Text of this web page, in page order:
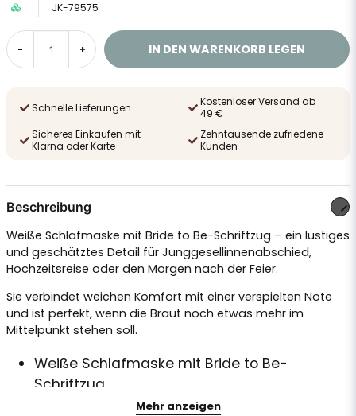
JK-79575
- + IN DEN WARENKORB LEGEN
Schnelle Lieferungen
Kostenloser Versand ab
49 €
Sicheres Einkaufen mit
Klarna oder Karte
Zehntausende zufriedene
Kunden
Beschreibung
Weiße Schlafmaske mit Bride to Be-Schriftzug – ein lustiges
und geschätztes Detail für Junggesellinnenabschied,
Hochzeitsreise oder den Morgen nach der Feier.
Sie verbindet weichen Komfort mit einer verspielten Note
und ist perfekt, wenn die Braut noch etwas mehr im
Mittelpunkt stehen soll.
Weiße Schlafmaske mit Bride to Be-
Schriftzug
Perfekt für Junggesellinnenabschied und
Mehr anzeigen